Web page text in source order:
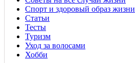
Спорт и здоровый образ жизни
Статьи
Тесты
Туризм
Уход за волосами
Хобби